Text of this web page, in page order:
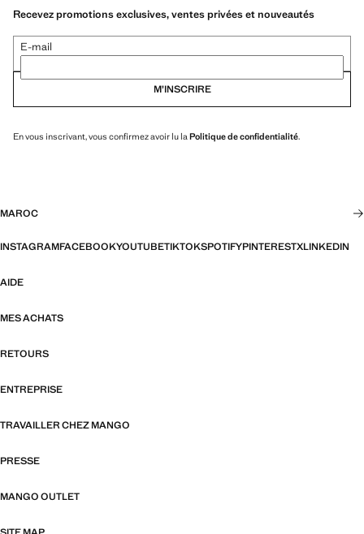
Recevez promotions exclusives, ventes privées et nouveautés
E-mail
M’INSCRIRE
En vous inscrivant, vous confirmez avoir lu la Politique de confidentialité.
MAROC
INSTAGRAMFACEBOOKYOUTUBETIKTOKSPOTIFYPINTERESTXLINKEDIN
AIDE
MES ACHATS
RETOURS
ENTREPRISE
TRAVAILLER CHEZ MANGO
PRESSE
MANGO OUTLET